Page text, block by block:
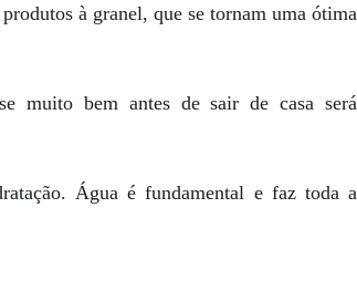
à granel, que se tornam uma ótima
muito bem antes de sair de casa será
Água é fundamental e faz toda a